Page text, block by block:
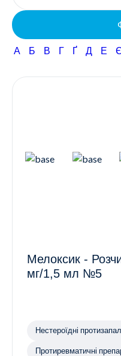
Кар'єра
А Б В Г Ґ Д Е
Мелоксик -
мг/1,5 мл №5
Нестероїдні
Протиревматичні